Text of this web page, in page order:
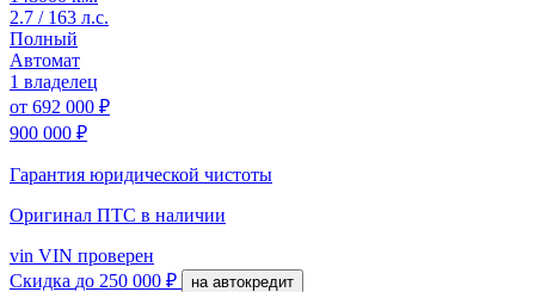
2.7 / 163 л.с.
Полный
Автомат
1 владелец
от 692 000 ₽
900 000 ₽
Гарантия юридической чистоты
Оригинал ПТС в наличии
vin VIN проверен
Скидка до 250 000 ₽ на автокредит